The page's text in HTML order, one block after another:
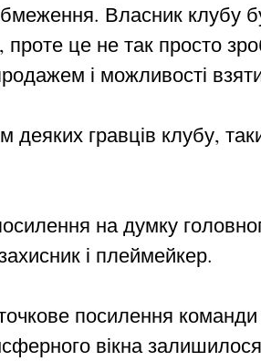
Власник клубу
проте це не так просто
і можливості
деяких гравців клубу,
на думку
і плеймейкер.
посилення
вікна